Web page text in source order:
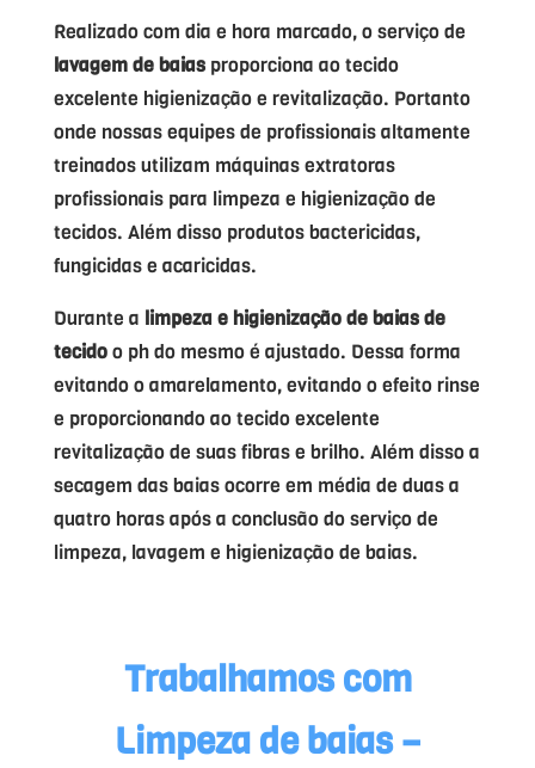
Realizado com dia e hora marcado, o serviço de
lavagem de baiasproporciona ao tecido
excelente higienização e revitalização. Portanto
onde nossas equipes de profissionais altamente
treinados utilizam máquinas extratoras
profissionais para limpeza e higienização de
tecidos. Além disso produtos bactericidas,
fungicidas e acaricidas.
Durante a limpeza e higienização de baias de
tecidoo ph do mesmo é ajustado. Dessa forma
evitando o amarelamento, evitando o efeito rinse
e proporcionando ao tecido excelente
revitalização de suas fibras e brilho. Além disso a
secagem das baias ocorre em média de duas a
quatro horas após a conclusão do serviço de
limpeza, lavagem e higienização de baias.
Trabalhamos com
Limpeza de baias –